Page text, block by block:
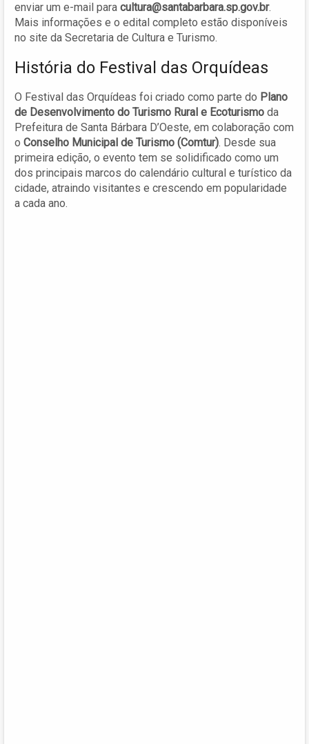
enviar um e-mail para cultura@santabarbara.sp.gov.br.
Mais informações e o edital completo estão disponíveis
no site da Secretaria de Cultura e Turismo.
História do Festival das Orquídeas
O Festival das Orquídeas foi criado como parte do Plano
de Desenvolvimento do Turismo Rural e Ecoturismo da
Prefeitura de Santa Bárbara D’Oeste, em colaboração com
o Conselho Municipal de Turismo (Comtur). Desde sua
primeira edição, o evento tem se solidificado como um
dos principais marcos do calendário cultural e turístico da
cidade, atraindo visitantes e crescendo em popularidade
a cada ano.